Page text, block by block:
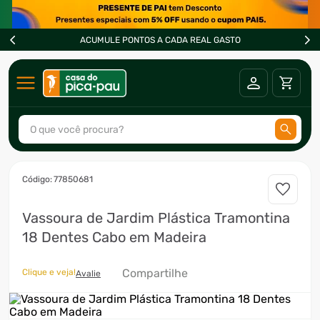
ACUMULE PONTOS A CADA REAL GASTO
O que você procura?
:77850681
Vassoura de Jardim Plástica Tramontina
18 Dentes Cabo em Madeira
Clique e veja!Avalie Compartilhe
2º
freezer
3
forno
4º
fogão
5 º
cervejeira